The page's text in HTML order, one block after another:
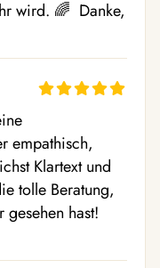
empathisch,
Klartext und
tolle Beratung,
hast!